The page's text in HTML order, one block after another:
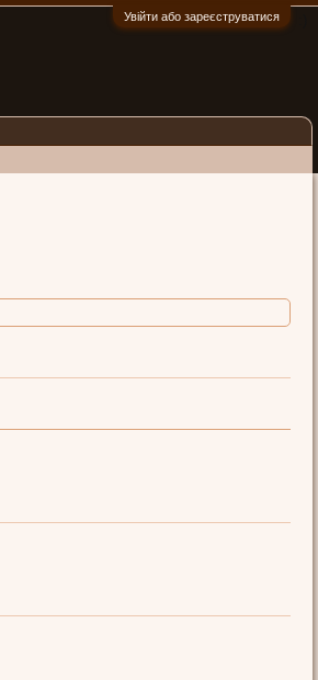
Увійти або зареєструватися